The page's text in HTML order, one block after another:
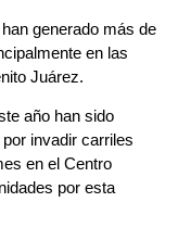
generado más de
en las
Juárez.
año han sido
invadir carriles
en el Centro
por esta